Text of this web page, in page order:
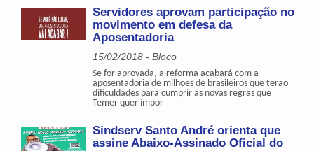
Servidores aprovam participação no
movimento em defesa da
Aposentadoria
15/02/2018 - Bloco
Se for aprovada, a reforma acabará com a
aposentadoria de milhões de brasileiros que terão
dificuldades para cumprir as novas regras que
Temer quer impor
Sindserv Santo André orienta que
assine Abaixo-Assinado Oficial do